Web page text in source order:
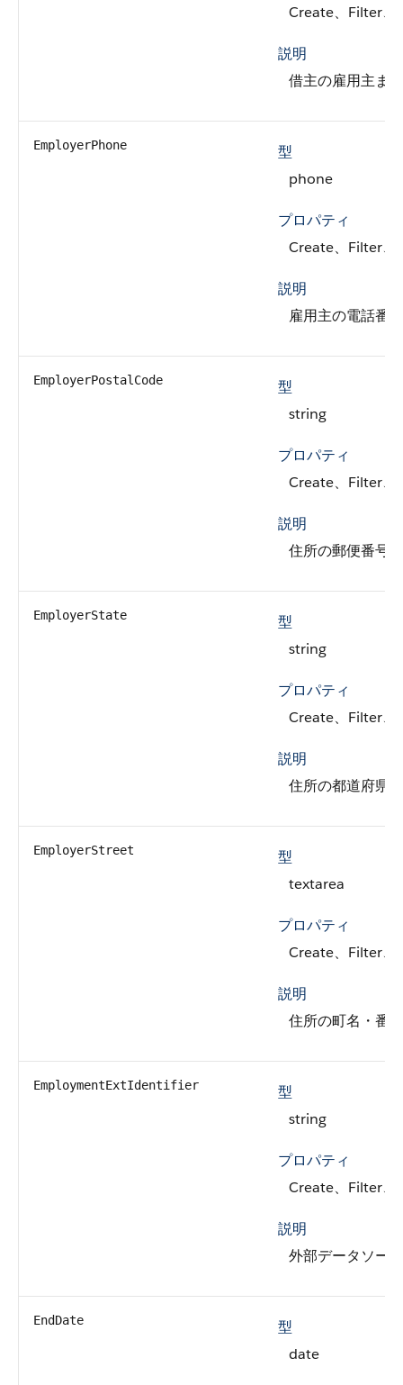
Create、Filter
説明
借主の雇用主ま
EmployerPhone
型
phone
プロパティ
Create、Filter
説明
雇用主の電話番
EmployerPostalCode
型
string
プロパティ
Create、Filter
説明
住所の郵便番号。
EmployerState
型
string
プロパティ
Create、Filter
説明
住所の都道府県。
EmployerStreet
型
textarea
プロパティ
Create、Filter
説明
住所の町名・番
EmploymentExtIdentifier
型
string
プロパティ
Create、Filter
説明
外部データソー
EndDate
型
date